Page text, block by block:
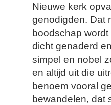
Nieuwe kerk
genodigden. Dat
boodschap
dicht genaderd
simpel en nobel
en altijd uit die
benoem vooral
bewandelen, dat